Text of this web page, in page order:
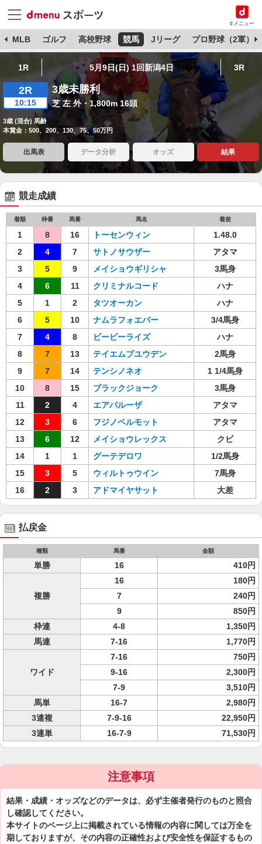
dメニュー
MLB ゴルフ 高校野球 競馬 Jリーグ プロ野球（2軍）
1R 5月9日(日) 1回新潟4日 3R
2R
10:15
3歳未勝利
芝 左 外・1,800m 16頭
3歳 (混合) 馬齢
本賞金：500、200、130、75、50万円
出馬表 データ分析 オッズ 結果
競走成績
着順 枠番 馬番 馬名 着差
1 8 16 トーセンウィン
1.48.0
2
4 7 サトノサウザー
アタマ
3
5 9 メイショウギリシャ
3馬身
4
6 11 クリミナルコード
ハナ
5
1 2 タツオーカン
ハナ
6
5 10 ナムラフォエバー
3/4馬身
7
4 8 ビービーライズ
ハナ
8
7 13 テイエムブユウデン
2馬身
9
7 14 テンシノネオ
1 1/4馬身
10
8 15 ブラックジョーク
3馬身
11
2 4 エアパルーザ
アタマ
12
3 6 フジノベルモット
アタマ
13
6 12 メイショウレックス
クビ
14
1 1 グーテデロワ
1/2馬身
15
3 5 ウィルトゥウイン
7馬身
16
2 3 アドマイヤサット 大差
払戻金
種類 馬番 金額
単勝 16 410円
複勝
16
180円
7
240円
9
850円
枠連
4-8
1,350円
馬連
7-16 1,770円
ワイド
7-16
750円
9-16
2,300円
7-9
3,510円
馬単
16-7
2,980円
3連複
7-9-16
22,950円
3連単
16-7-9 71,530円
注意事項
結果・成績・オッズなどのデータは、必ず主催者発行のものと照合
し確認してください。
本サイトのページ上に掲載されている情報の内容に関しては万全を
期しておりますが、その内容の正確性および安全性を保証するもの